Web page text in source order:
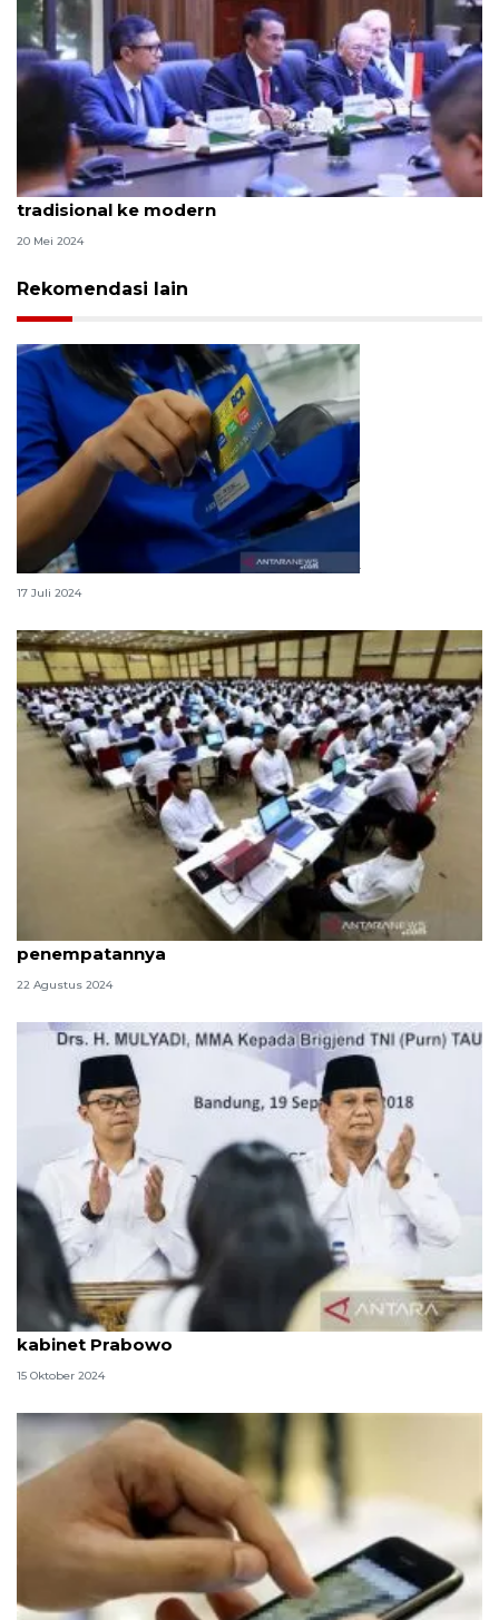
Mentan paparkan upaya transformasi pertanian
tradisional ke modern
20 Mei 2024
Rekomendasi lain
Cara dan syarat bikin kartu kredit BCA
17 Juli 2024
Formasi CPNS BPOM 2024, cek jabatan dan
penempatannya
22 Agustus 2024
Rekam jejak Sugiono, kandidat Menlu dalam
kabinet Prabowo
15 Oktober 2024